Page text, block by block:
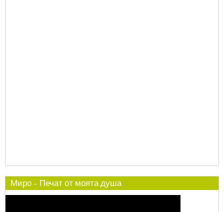
Миро - Печат от моята душа